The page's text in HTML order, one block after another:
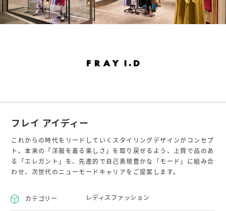
フレイ アイディー
これからの時代をリードしていくスタイリングデザインがコンセプ
ト。本来の「洋服を着る楽しさ」を取り戻せるよう、上質で品のあ
る「エレガント」を、先進的で自己表現豊かな「モード」に組み合
わせ、次世代のニューモードキャリアをご提案します。
カテゴリー レディスファッション